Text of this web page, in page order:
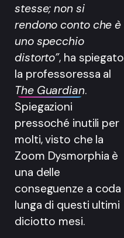
stesse; non si
rendono conto che è
uno specchio
distorto”, ha spiegato
la professoressa al
The Guardian.
Spiegazioni
pressoché inutili per
molti, visto che la
Zoom Dysmorphia è
una delle
conseguenze a coda
lunga di questi ultimi
diciotto mesi.